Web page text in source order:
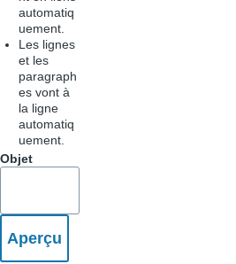
automatiq
uement.
Les lignes
et les
paragraph
es vont à
la ligne
automatiq
uement.
Objet